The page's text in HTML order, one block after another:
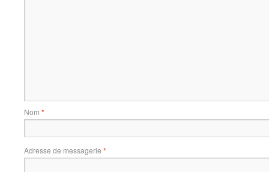
Nom *
Adresse de messagerie *